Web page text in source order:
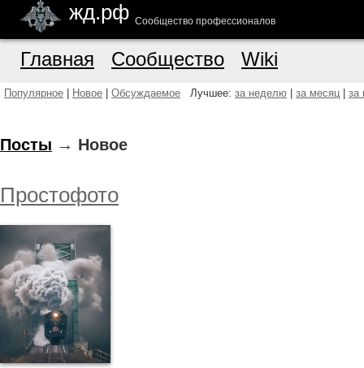
жд.рф Сообщество профессионалов
Главная Сообщество Wiki
Популярное Новое Обсуждаемое Лучшее: за неделю за месяц за
Посты → Новое
Простофото